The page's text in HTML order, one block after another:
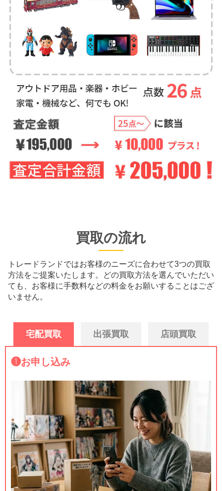
買取の流れ
トレードランドではお客様のニーズに合わせて3つの買取
方法をご提案いたします。
どの買取方法を選んでいただい
ても、お客様に手数料などの料金をお願いすることはござ
いません。
宅配買取 出張買取 店頭買取
❶お申し込み